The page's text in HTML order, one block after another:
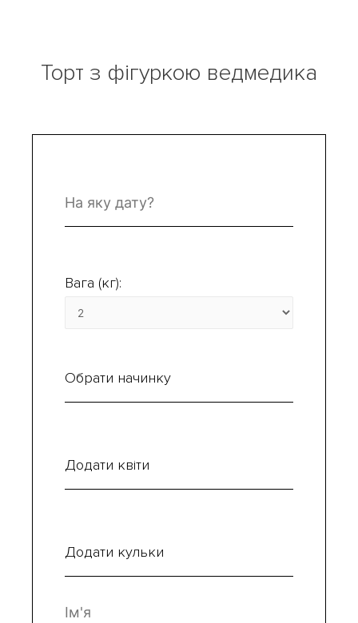
Торт з фігуркою ведмедика
Вага (кг):
Обрати начинку
Додати квіти
Додати кульки